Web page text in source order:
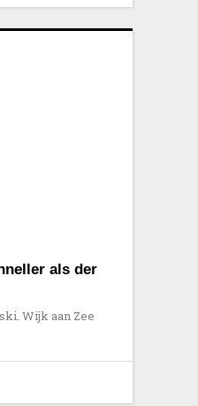
als der
Wijk aan Zee